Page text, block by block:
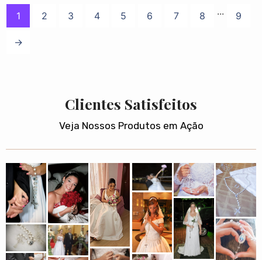
1 2 3 4 5 6 7 8 ... 9
→
Clientes Satisfeitos
Veja Nossos Produtos em Ação